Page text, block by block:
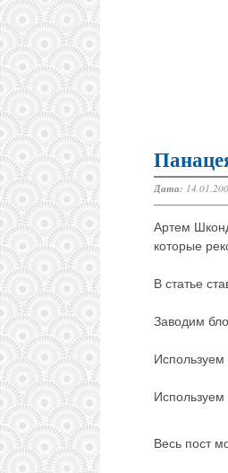
Дата:
Артем
которые
В статье
Заводим
Используем
Весь пост